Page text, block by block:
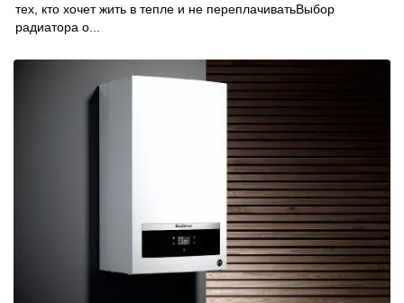
тех, кто хочет жить в тепле и не переплачиватьВыбор
радиатора о...